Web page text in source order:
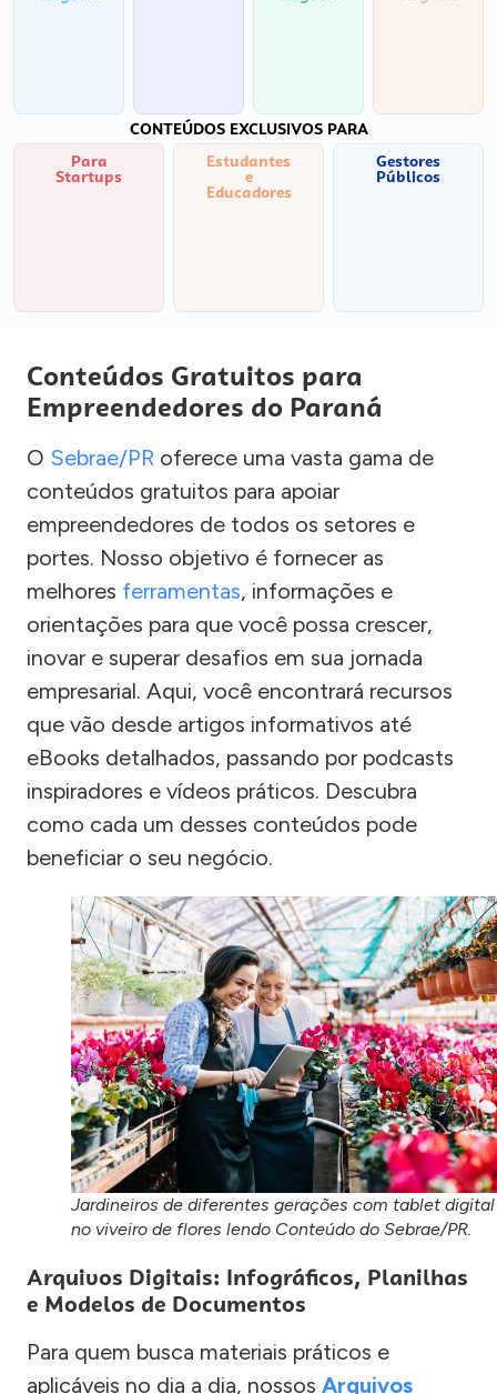
CONTEÚDOS EXCLUSIVOS PARA
Para
Startups
Estudantes
e
Educadores
Gestores
Públicos
Conteúdos Gratuitos para
Empreendedores do Paraná
O Sebrae/PR oferece uma vasta gama de
conteúdos gratuitos para apoiar
empreendedores de todos os setores e
portes. Nosso objetivo é fornecer as
melhores ferramentas, informações e
orientações para que você possa crescer,
inovar e superar desafios em sua jornada
empresarial. Aqui, você encontrará recursos
que vão desde artigos informativos até
eBooks detalhados, passando por podcasts
inspiradores e vídeos práticos. Descubra
como cada um desses conteúdos pode
beneficiar o seu negócio.
Jardineiros de diferentes gerações com tablet digital
no viveiro de flores lendo Conteúdo do Sebrae/PR.
Arquivos Digitais: Infográficos, Planilhas
e Modelos de Documentos
Para quem busca materiais práticos e
aplicáveis no dia a dia, nossos Arquivos